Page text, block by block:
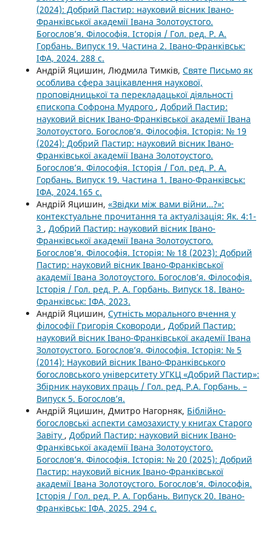
(2024): Добрий Пастир: науковий вісник Івано-
Франківської академії Івана Золотоустого.
Богослов’я. Філософія. Історія / Гол. ред. Р. А.
Горбань. Випуск 19. Частина 2. Івано-Франківськ:
ІФА, 2024. 288 с.
Андрій Яцишин, Людмила Тимків, Святе Письмо як
особлива сфера зацікавлення наукової,
проповідницької та перекладацької діяльності
єпископа Софрона Мудрого , Добрий Пастир:
науковий вісник Івано-Франківської академії Івана
Золотоустого. Богослов’я. Філософія. Історія: № 19
(2024): Добрий Пастир: науковий вісник Івано-
Франківської академії Івана Золотоустого.
Богослов’я. Філософія. Історія / Гол. ред. Р. А.
Горбань. Випуск 19. Частина 1. Івано-Франківськ:
ІФА, 2024.165 с.
Андрій Яцишин, «Звідки між вами війни…?»:
контекстуальне прочитання та актуалізація: Як. 4:1-
3 , Добрий Пастир: науковий вісник Івано-
Франківської академії Івана Золотоустого.
Богослов’я. Філософія. Історія: № 18 (2023): Добрий
Пастир: науковий вісник Івано-Франківської
академії Івана Золотоустого. Богослов’я. Філософія.
Історія / Гол. ред. Р. А. Горбань. Випуск 18. Івано-
Франківськ: ІФА, 2023.
Андрій Яцишин, Сутність морального вчення у
філософії Григорія Сковороди , Добрий Пастир:
науковий вісник Івано-Франківської академії Івана
Золотоустого. Богослов’я. Філософія. Історія: № 5
(2014): Науковий вісник Івано-Франківського
богословського університету УГКЦ «Добрий Пастир»:
Збірник наукових праць / Гол. ред. Р.А. Горбань. –
Випуск 5. Богослов’я.
Андрій Яцишин, Дмитро Нагорняк, Біблійно-
богословські аспекти самозахисту у книгах Старого
Завіту , Добрий Пастир: науковий вісник Івано-
Франківської академії Івана Золотоустого.
Богослов’я. Філософія. Історія: № 20 (2025): Добрий
Пастир: науковий вісник Івано-Франківської
академії Івана Золотоустого. Богослов’я. Філософія.
Історія / Гол. ред. Р. А. Горбань. Випуск 20. Івано-
Франківськ: ІФА, 2025. 294 с.